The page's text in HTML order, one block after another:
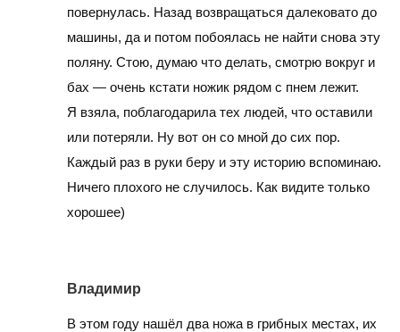
повернулась. Назад возвращаться далековато до
машины, да и потом побоялась не найти снова эту
поляну. Стою, думаю что делать, смотрю вокруг и
бах — очень кстати ножик рядом с пнем лежит.
Я взяла, поблагодарила тех людей, что оставили
или потеряли. Ну вот он со мной до сих пор.
Каждый раз в руки беру и эту историю вспоминаю.
Ничего плохого не случилось. Как видите только
хорошее)
Владимир
В этом году нашёл два ножа в грибных местах, их